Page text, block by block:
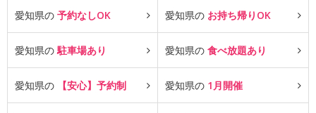
愛知県の 予約なしOK 愛知県の お持ち帰りOK
愛知県の駐車場あり 愛知県の 食べ放題あり
愛知県の 【安心】予約制 愛知県の 1月開催